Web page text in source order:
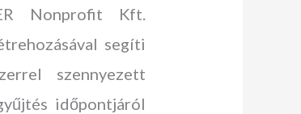
Nonprofit Kft.
segíti
szennyezett
időpontjáról